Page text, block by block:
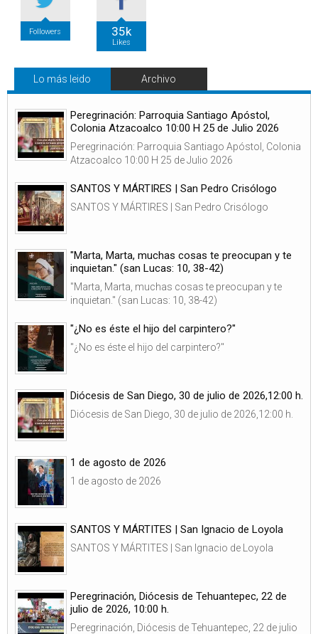
Followers 35k
Likes
Lo más leido Archivo
Peregrinación: Parroquia Santiago Apóstol,
Colonia Atzacoalco 10:00 H 25 de Julio 2026
Peregrinación: Parroquia Santiago Apóstol, Colonia
Atzacoalco 10:00 H 25 de Julio 2026
SANTOS Y MÁRTIRES | San Pedro Crisólogo
SANTOS Y MÁRTIRES | San Pedro Crisólogo
"Marta, Marta, muchas cosas te preocupan y te
inquietan." (san Lucas: 10, 38-42)
"Marta, Marta, muchas cosas te preocupan y te
inquietan." (san Lucas: 10, 38-42)
"¿No es éste el hijo del carpintero?"
"¿No es éste el hijo del carpintero?"
Diócesis de San Diego, 30 de julio de 2026,12:00 h.
Diócesis de San Diego, 30 de julio de 2026,12:00 h.
1 de agosto de 2026
1 de agosto de 2026
SANTOS Y MÁRTITES | San Ignacio de Loyola
SANTOS Y MÁRTITES | San Ignacio de Loyola
Peregrinación, Diócesis de Tehuantepec, 22 de
julio de 2026, 10:00 h.
Peregrinación, Diócesis de Tehuantepec, 22 de julio